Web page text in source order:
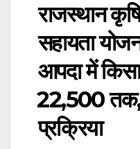
राजस्थान
सहायता
आपदा में
₹22,500
प्रक्रिया